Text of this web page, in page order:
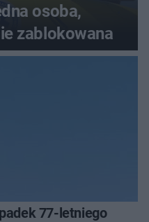
osoba,
zablokowana
77-letniego